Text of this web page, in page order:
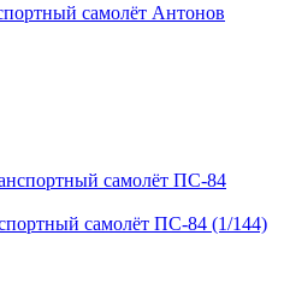
самолёт Антонов
самолёт ПС-84 (1/144)